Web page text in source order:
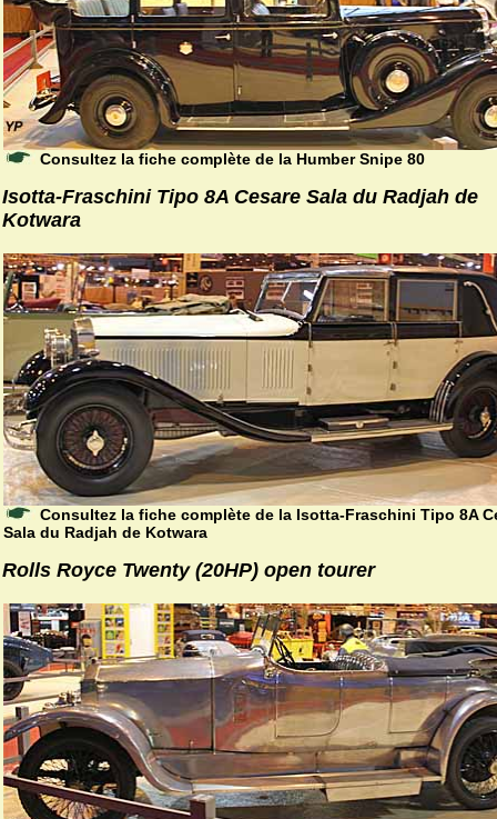
Consultez la fiche complète de la Humber Snipe 80
Isotta-Fraschini Tipo 8A Cesare Sala du Radjah de
Kotwara
Consultez la fiche complète de la Isotta-Fraschini Tipo 8A
Sala du Radjah de Kotwara
Rolls Royce Twenty (20HP) open tourer